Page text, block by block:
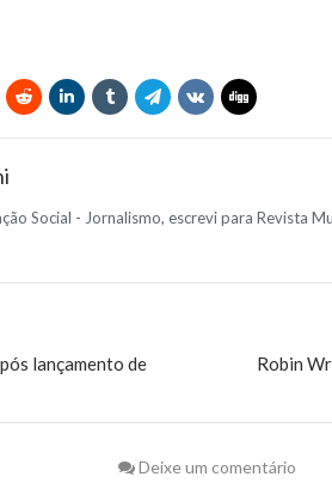
Social - Jornalismo, escrevi para Revista
lançamento de
Robin
Deixe um comentário